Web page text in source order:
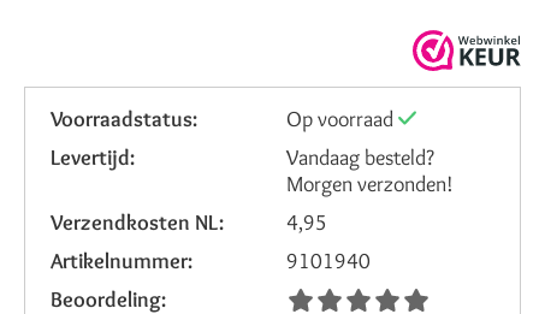
Voorraadstatus:
Op voorraad
Levertijd:
Vandaag besteld?
Morgen verzonden!
Verzendkosten NL:
4,95
Artikelnummer:
9101940
Beoordeling: